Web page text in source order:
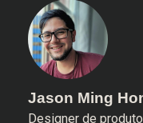
Jason Ming
Designer de